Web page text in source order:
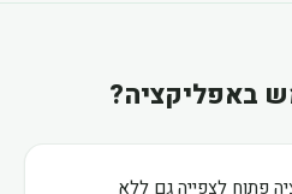
באפליקציה?
פתוח לצפייה גם ללא